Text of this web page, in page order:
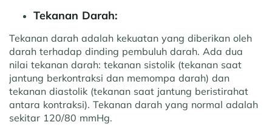
Tekanan Darah:
Tekanan darah adalah kekuatan yang diberikan oleh
darah terhadap dinding pembuluh darah. Ada dua
nilai tekanan darah: tekanan sistolik (tekanan saat
jantung berkontraksi dan memompa darah) dan
tekanan diastolik (tekanan saat jantung beristirahat
antara kontraksi). Tekanan darah yang normal adalah
sekitar 120/80 mmHg.